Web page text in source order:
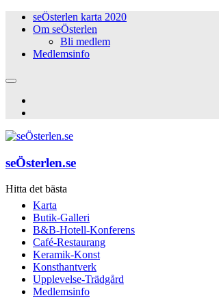
seÖsterlen karta 2020
Om seÖsterlen
Bli medlem
Medlemsinfo
seÖsterlen.se
Hitta det bästa
Karta
Butik-Galleri
B&B-Hotell-Konferens
Café-Restaurang
Keramik-Konst
Konsthantverk
Upplevelse-Trädgård
Medlemsinfo